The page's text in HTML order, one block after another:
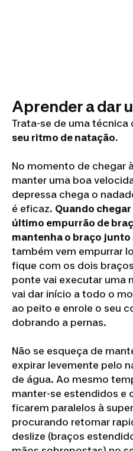
Aprender a dar
Trata-se de uma técnica
seu ritmo de natação.
No momento de chegar
manter uma boa
depressa chega o
é eficaz. Quando
último empurrão de
mantenha o braço junto
também vem empurrar
fique com os dois
ponte vai executar uma
vai dar início a todo o
ao peito e enrole o seu
dobrando a pernas.
Não se esqueça de
expirar levemente pelo
de água. Ao mesmo
manter-se estendidos e
ficarem paralelos à
procurando retomar
deslize (braços